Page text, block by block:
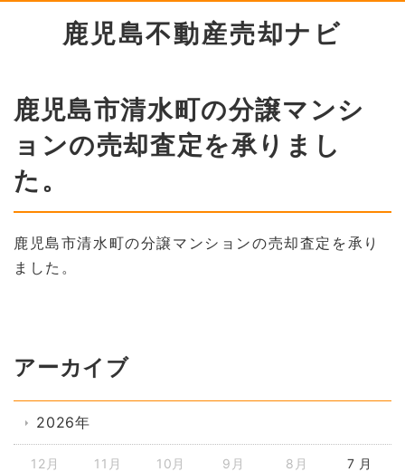
鹿児島不動産売却ナビ
鹿児島市清水町の分譲マンシ
ョンの売却査定を承りまし
た。
鹿児島市清水町の分譲マンションの売却査定を承り
ました。
アーカイブ
2026年
12月 11月 10月 9月 8月 7 月